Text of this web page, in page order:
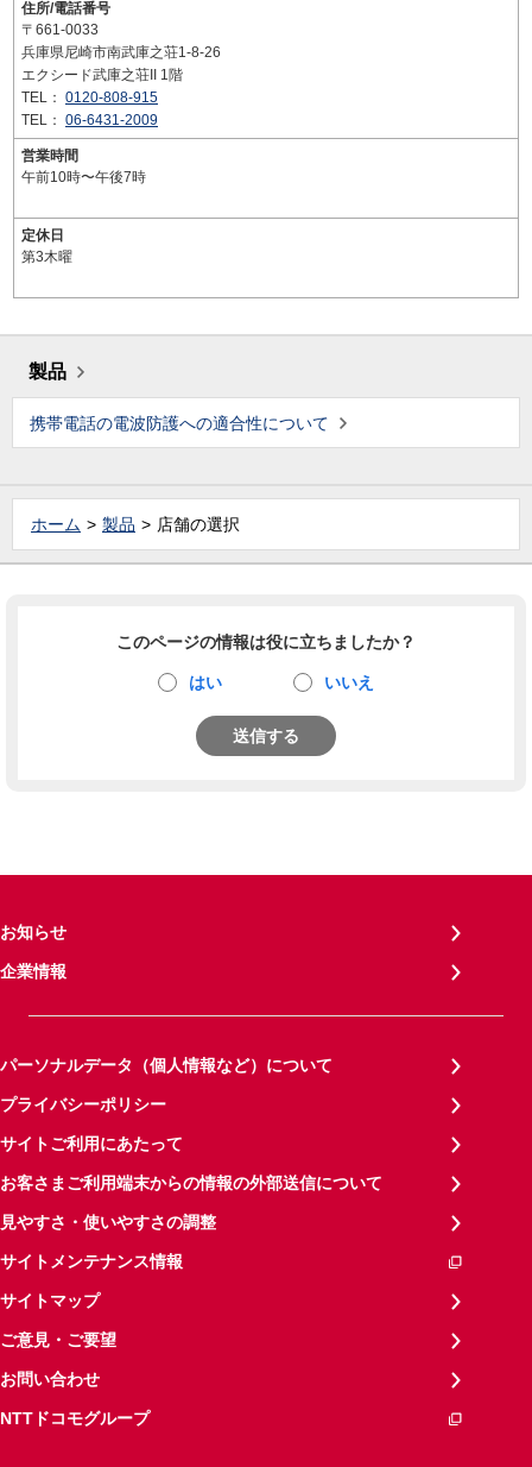
住所/電話番号
〒661-0033
兵庫県尼崎市南武庫之荘1-8-26
エクシード武庫之荘II 1階
TEL： 0120-808-915
TEL： 06-6431-2009
営業時間
午前10時〜午後7時
定休日
第3木曜
製品
携帯電話の電波防護への適合性について
ホーム 製品 店舗の選択
このページの情報は役に立ちましたか？
はい いいえ
送信する
お知らせ
企業情報
パーソナルデータ（個人情報など）について
プライバシーポリシー
サイトご利用にあたって
お客さまご利用端末からの情報の外部送信について
見やすさ・使いやすさの調整
サイトメンテナンス情報
サイトマップ
ご意見・ご要望
お問い合わせ
NTTドコモグループ